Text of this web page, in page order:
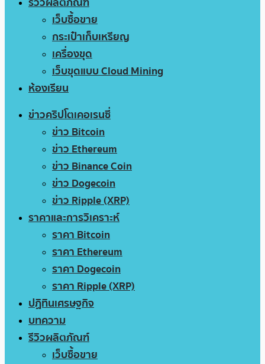
เว็บซื้อขาย
กระเป๋าเก็บเหรียญ
เครื่องขุด
เว็บขุดแบบ Cloud Mining
ห้องเรียน
ข่าวคริปโตเคอเรนซี่
ข่าว Bitcoin
ข่าว Ethereum
ข่าว Binance Coin
ข่าว Dogecoin
ข่าว Ripple (XRP)
ราคาและการวิเคราะห์
ราคา Bitcoin
ราคา Ethereum
ราคา Dogecoin
ราคา Ripple (XRP)
ปฏิทินเศรษฐกิจ
บทความ
รีวิวผลิตภัณฑ์
เว็บซื้อขาย